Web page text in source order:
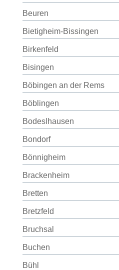
Beuren
Bietigheim-Bissingen
Birkenfeld
Bisingen
Böbingen an der Rems
Böblingen
Bodeslhausen
Bondorf
Bönnigheim
Brackenheim
Bretten
Bretzfeld
Bruchsal
Buchen
Bühl